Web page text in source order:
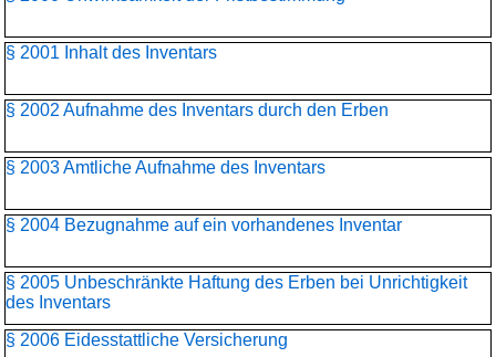
§ 2001 Inhalt des Inventars
§ 2002 Aufnahme des Inventars durch den Erben
§ 2003 Amtliche Aufnahme des Inventars
§ 2004 Bezugnahme auf ein vorhandenes Inventar
§ 2005 Unbeschränkte Haftung des Erben bei Unrichtigkeit
des Inventars
§ 2006 Eidesstattliche Versicherung